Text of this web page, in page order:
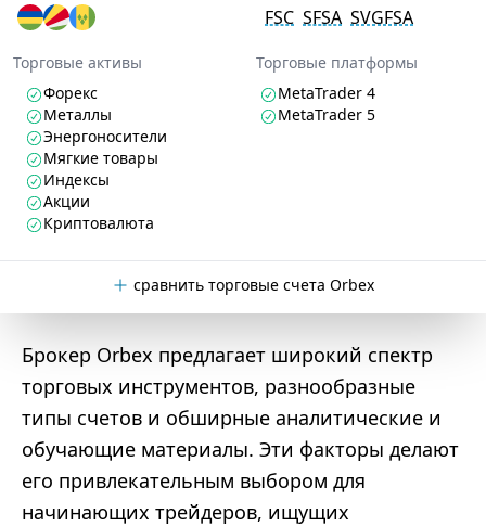
FSC SFSA SVGFSA
Торговые активы
Форекс
Металлы
Энергоносители
Мягкие товары
Индексы
Акции
Криптовалюта
Торговые платформы
MetaTrader 4
MetaTrader 5
сравнить торговые счета Orbex
Брокер Orbex предлагает широкий спектр
торговых инструментов, разнообразные
типы счетов и обширные аналитические и
обучающие материалы. Эти факторы делают
его привлекательным выбором для
начинающих трейдеров, ищущих